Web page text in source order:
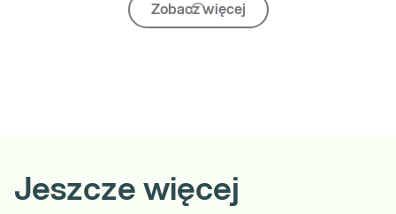
Zobacz więcej
Jeszcze więcej